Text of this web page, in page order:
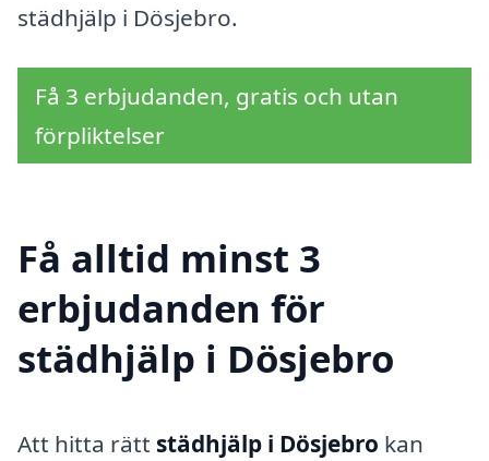
städhjälp i Dösjebro.
Få 3 erbjudanden, gratis och utan
förpliktelser
Få alltid minst 3
erbjudanden för
städhjälp i Dösjebro
Att hitta rätt städhjälp i Dösjebro kan